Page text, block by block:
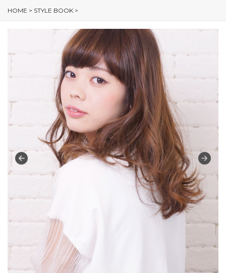
HOME > STYLE BOOK >